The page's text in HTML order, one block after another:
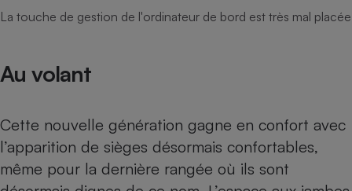
La touche de gestion de l'ordinateur de bord est très mal placée
Au volant
Cette nouvelle génération gagne en confort avec
l’apparition de sièges désormais confortables,
même pour la dernière rangée où ils sont